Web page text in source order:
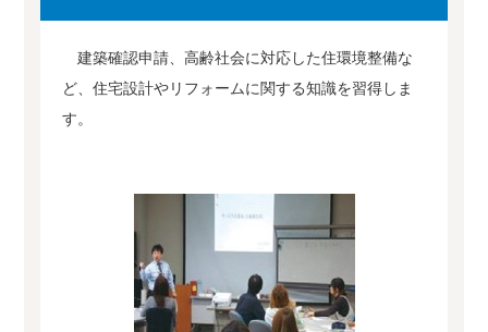
建築確認申請、高齢社会に対応した住環境整備な
ど、住宅設計やリフォームに関する知識を習得しま
す。